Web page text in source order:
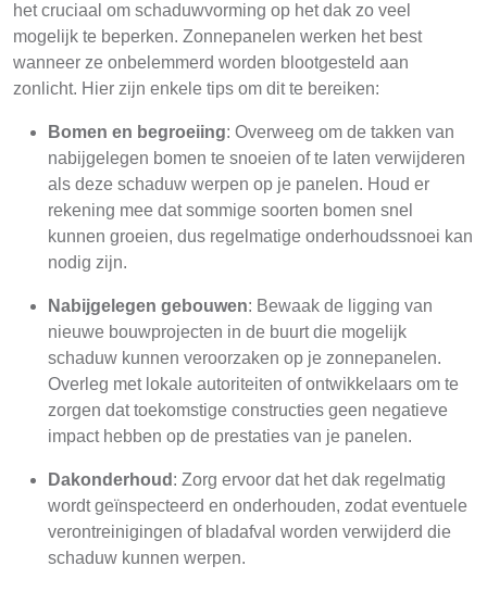
het cruciaal om schaduwvorming op het dak zo veel
mogelijk te beperken. Zonnepanelen werken het best
wanneer ze onbelemmerd worden blootgesteld aan
zonlicht. Hier zijn enkele tips om dit te bereiken:
Bomen en begroeiing: Overweeg om de takken van
nabijgelegen bomen te snoeien of te laten verwijderen
als deze schaduw werpen op je panelen. Houd er
rekening mee dat sommige soorten bomen snel
kunnen groeien, dus regelmatige onderhoudssnoei kan
nodig zijn.
Nabijgelegen gebouwen: Bewaak de ligging van
nieuwe bouwprojecten in de buurt die mogelijk
schaduw kunnen veroorzaken op je zonnepanelen.
Overleg met lokale autoriteiten of ontwikkelaars om te
zorgen dat toekomstige constructies geen negatieve
impact hebben op de prestaties van je panelen.
Dakonderhoud : Zorg ervoor dat het dak regelmatig
wordt geïnspecteerd en onderhouden, zodat eventuele
verontreinigingen of bladafval worden verwijderd die
schaduw kunnen werpen.